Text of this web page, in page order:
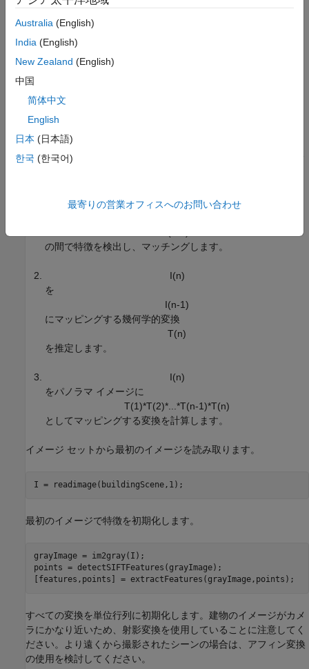
イメージ ペアのレジストレーション
パノラマを作成するには、まず次の手順によって、連続したイメ
I(n)
の間で特徴を検出し、マッチングします。
I(n)
を
I(n-1)
にマッピングする幾何学的変換
T(n)
を推定します。
I(n)
をパノラマ イメージに
T(1)*T(2)* *T(n-1)*T(n)
としてマッピングする変換を計算します。
イメージ セットから最初のイメージを読み取ります。
I = readimage(buildingScene,1);
最初のイメージで特徴を初期化します。
grayImage = im2gray(I);
points = detectSIFTFeatures(grayImage);
[features,points] = extractFeatures(grayImage,points);
すべての変換を単位行列に初期化します。建物のイメージがカメ
ラにかなり近いため、射影変換を使用していることに注意してく
ださい。より遠くから撮影されたシーンの場合は、アフィン変換
の使用を検討してください。
Australia (English)
India (English)
New Zealand (English)
中国
简体中文
English
日本 (日本語)
한국 (한국어)
最寄りの営業オフィスへのお問い合わせ